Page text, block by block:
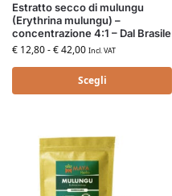
Estratto secco di mulungu
(Erythrina mulungu) –
concentrazione 4:1 – Dal Brasile
€ 12,80-€42,00 Incl. VAT
Scegli